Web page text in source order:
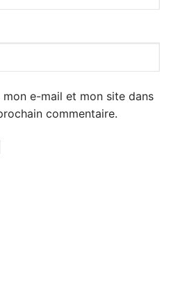
e-mail et mon site dans
commentaire.